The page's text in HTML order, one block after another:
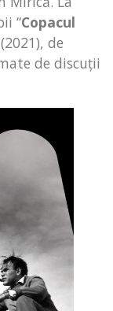
“Copacul
de
de discuţii